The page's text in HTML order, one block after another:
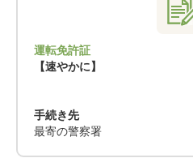
運転免許証
【速やかに】
手続き先
最寄の警察署